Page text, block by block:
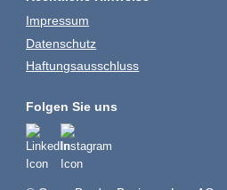
Impressum
Datenschutz
Haftungsausschluss
Folgen Sie uns